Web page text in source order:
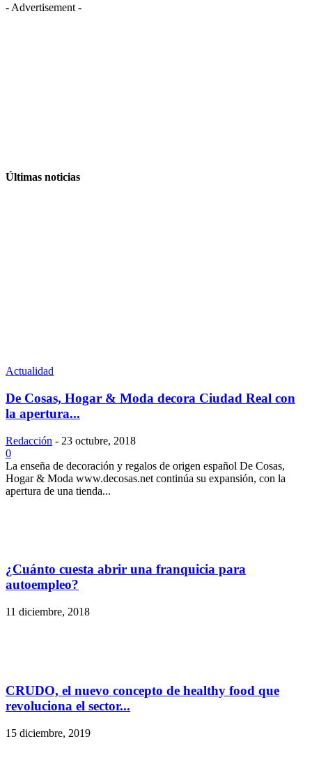
- Advertisement -
Últimas noticias
Actualidad
De Cosas, Hogar & Moda decora Ciudad Real con
la apertura...
Redacción - 23 octubre, 2018
0
La enseña de decoración y regalos de origen español De Cosas,
Hogar & Moda www.decosas.net continúa su expansión, con la
apertura de una tienda...
¿Cuánto cuesta abrir una franquicia para
autoempleo?
11 diciembre, 2018
CRUDO, el nuevo concepto de healthy food que
revoluciona el sector...
15 diciembre, 2019